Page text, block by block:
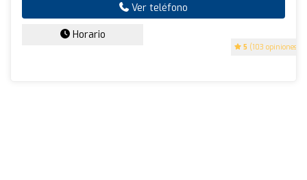
5 (103 opiniones)
Ver teléfono
Horario